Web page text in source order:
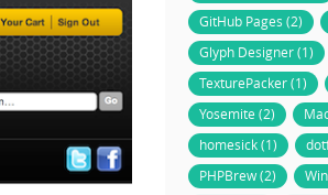
GitHub Pages (2)
Glyph Designer (1)
TexturePacker (1)
Yosemite (2)
homesick (1)
PHPBrew (2)